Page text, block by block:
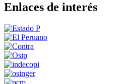
Enlaces de interés